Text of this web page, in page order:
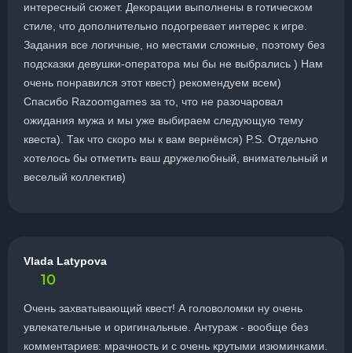
интересный сюжет. Декорации выполнены в готическом
стиле, что дополнительно подогревает интерес к игре.
Задания все логичные, но местами сложные, поэтому без
подсказки девушки-оператора мы бы не выбрались ) Нам
очень понравился этот квест) рекомендуем всем)
Спасибо Razoomgames за то, что не разочаровал
ожидания мужа и мы уже выбираем следующую тему
квеста). Так что скоро мы к вам вернёмся) P.S. Отдельно
хотелось бы отметить ваш дружелюбный, внимательный и
веселый коллектив)
Vlada Latypova
10
Очень захватывающий квест! А головоломки ну очень
увлекательные и оригинальные. Антураж - вообще без
комментариев: мрачность и с очень крутыми изюминками.